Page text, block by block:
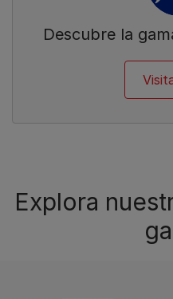
Descubre la
Explora